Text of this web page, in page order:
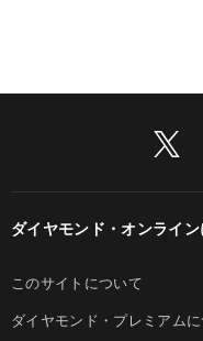
ダイヤモンド・オンライ
このサイトについて
ダイヤモンド・プレミアム